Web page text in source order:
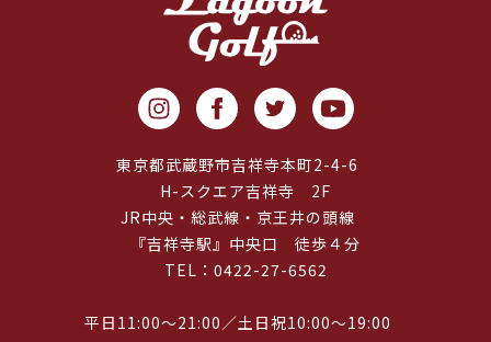
東京都武蔵野市吉祥寺本町2-4-6
H-スクエア吉祥寺 2F
JR中央・総武線・京王井の頭線
『吉祥寺駅』中央口 徒歩４分
TEL：0422-27-6562
平日11:00～21:00／土日祝10:00～19:00